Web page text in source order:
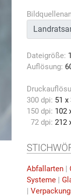
Dateigröße:
Auflösung:
300 dpi: 51 x
150 dpi: 102
72 dpi: 212
Abfallarten |
Systeme |
|